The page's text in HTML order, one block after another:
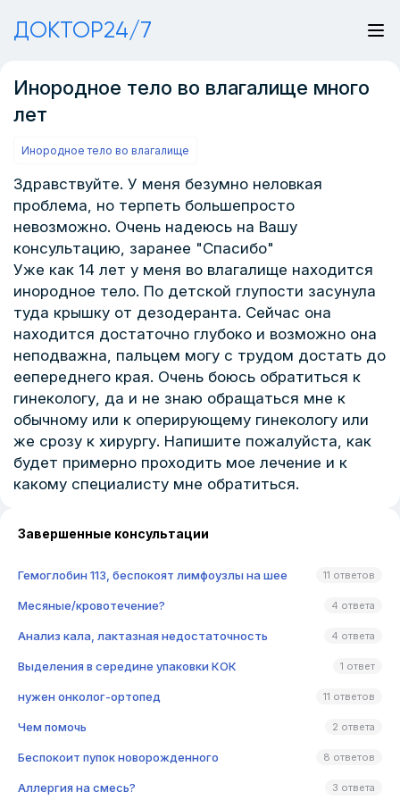
ДОКТОР24/7
Инородное тело во влагалище много
лет
Инородное тело во влагалище
Здравствуйте. У меня безумно неловкая
проблема, но терпеть большепросто
невозможно. Очень надеюсь на Вашу
консультацию, заранее "Спасибо"
Уже как 14 лет у меня во влагалище находится
инородное тело. По детской глупости засунула
туда крышку от дезодеранта. Сейчас она
находится достаточно глубоко и возможно она
неподважна, пальцем могу с трудом достать до
еепереднего края. Очень боюсь обратиться к
гинекологу, да и не знаю обращаться мне к
обычному или к оперирующему гинекологу или
же срозу к хирургу. Напишите пожалуйста, как
будет примерно проходить мое лечение и к
какому специалисту мне обратиться.
Завершенные консультации
Гемоглобин 113, беспокоят лимфоузлы на шее 11 ответов
Месяные/кровотечение? 4 ответа
Анализ кала, лактазная недостаточность 4 ответа
Выделения в середине упаковки КОК 1 ответ
нужен онколог-ортопед 11 ответов
Чем помочь 2 ответа
Беспокоит пупок новорожденного 8 ответов
Аллергия на смесь? 3 ответа